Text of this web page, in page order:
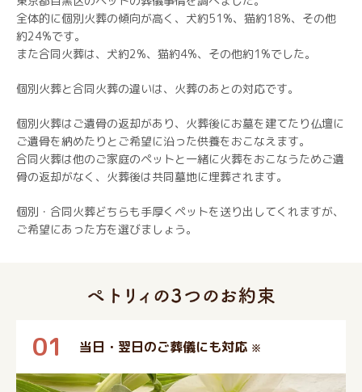
全体的に個別火葬の傾向が高く、犬約51%、猫約18%、その他
約24%です。
また合同火葬は、犬約2%、猫約4%、その他約1%でした。
個別火葬と合同火葬の違いは、火葬のあとの対応です。
個別火葬はご遺骨の返却があり、火葬後にお墓を建てたり仏壇に
ご遺骨を納めたりとご希望に沿った供養をおこなえます。
合同火葬は他のご家庭のペットと一緒に火葬をおこなうためご遺
骨の返却がなく、火葬後は共同墓地に埋葬されます。
個別・合同火葬どちらも手厚くペットを送り出してくれますが、
ご希望にあった方を選びましょう。
01 当日・翌日のご葬儀にも対応 ※